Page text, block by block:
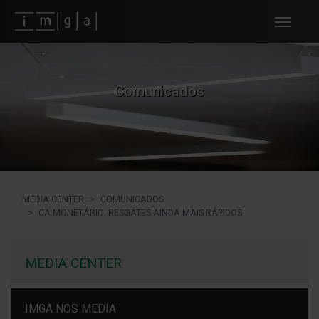
Fundos imga
Comunicados
MEDIA CENTER
COMUNICADOS
CA MONETÁRIO: RESGATES AINDA MAIS RÁPIDOS
MEDIA CENTER
IMGA NOS MEDIA